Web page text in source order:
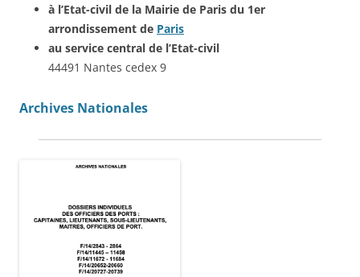
à l’Etat-civil de la Mairie de Paris du 1er
arrondissement de Paris
au service central de l’Etat-civil
44491 Nantes cedex 9
Archives Nationales